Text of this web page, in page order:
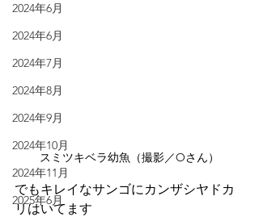
2024年6月
2024年6月
2024年7月
2024年8月
2024年9月
2024年10月
2024年11月
2025年6月
スミツキベラ幼魚（撮影／Oさん）
でもキレイなサンゴにカンザシヤドカ
リはいてます